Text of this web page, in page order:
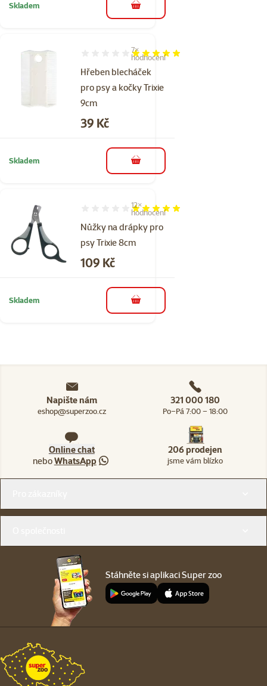
Skladem do košíku
Hřeben blecháček
pro psy a kočky Trixie
9cm
Hodnocení 100%, počet hodnocení: 7
7×
hodnocení
Cena
39 Kč
Skladem do košíku
Nůžky na drápky pro
psy Trixie 8cm
Hodnocení 97%, počet hodnocení: 12
12×
hodnocení
Cena
109 Kč
Skladem do košíku
Napište nám
eshop@superzoo.cz
321 000 180
Po–Pá 7:00 – 18:00
Online chat
neboWhatsApp
206 prodejen
jsme vám blízko
Stáhněte si aplikaci Super zoo